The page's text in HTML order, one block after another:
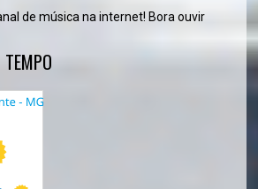
de música na internet! Bora ouvir